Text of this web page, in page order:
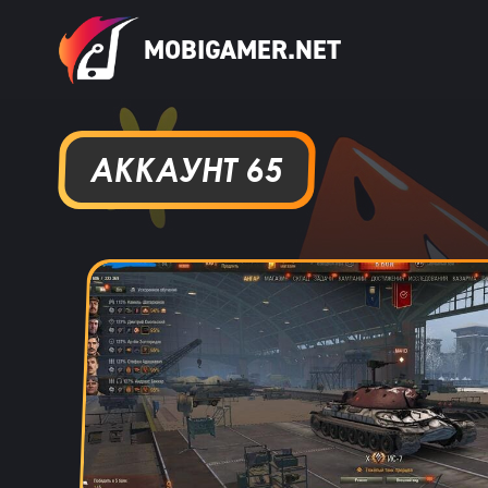
MOBIGAMER.NET
АККАУНТ 65
Тебе какая разница осёл14
ребят сайт
Кирилл Милов13
Гавриил Воронцов13